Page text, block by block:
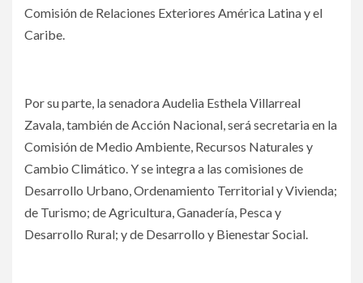
Comisión de Relaciones Exteriores América Latina y el
Caribe.
Por su parte, la senadora Audelia Esthela Villarreal
Zavala, también de Acción Nacional, será secretaria en la
Comisión de Medio Ambiente, Recursos Naturales y
Cambio Climático. Y se integra a las comisiones de
Desarrollo Urbano, Ordenamiento Territorial y Vivienda;
de Turismo; de Agricultura, Ganadería, Pesca y
Desarrollo Rural; y de Desarrollo y Bienestar Social.